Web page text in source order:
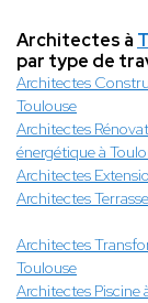
Architectes à
par type de
Architectes
Toulouse
Architectes
énergétique à
Architectes
Architectes
Architectes
Toulouse
Architectes Piscine